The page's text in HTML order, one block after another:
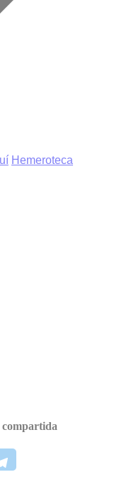
Hemeroteca